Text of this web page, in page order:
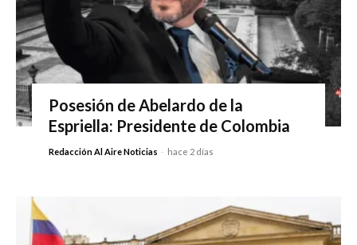
Posesión de Abelardo de la
Espriella: Presidente de Colombia
Redacción Al Aire Noticias - hace 2 días